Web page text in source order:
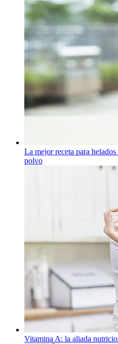
La mejor receta para
polvo
Vitamina A: la aliada